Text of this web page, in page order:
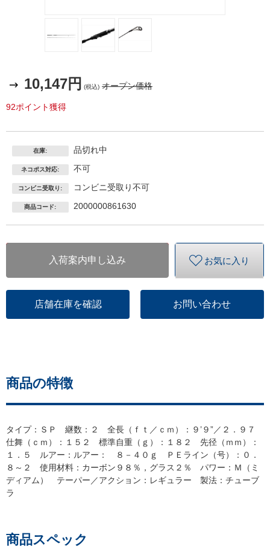
10,147円 (税込) オープン価格
92ポイント獲得
在庫: 品切れ中
ネコポス対応: 不可
コンビニ受取り: コンビニ受取り不可
商品コード: 2000000861630
入荷案内申し込み お気に入り
店舗在庫を確認 お問い合わせ
商品の特徴
タイプ：ＳＰ 継数：２ 全長（ｆｔ／ｃｍ）：９’９”／２．９７
仕舞（ｃｍ）：１５２ 標準自重（ｇ）：１８２ 先径（ｍｍ）：
１．５ ルアー：ルアー： ８－４０ｇ ＰＥライン（号）：０．
８～２ 使用材料：カーボン９８％，グラス２％ パワー：Ｍ（ミ
ディアム） テーパー／アクション：レギュラー 製法：チューブ
ラ
商品スペック